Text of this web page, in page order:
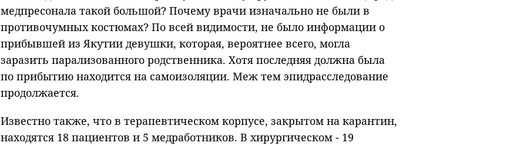
медпресонала такой большой? Почему врачи изначально не были в
противочумных костюмах? По всей видимости, не было информации о
прибывшей из Якутии девушки, которая, вероятнее всего, могла
заразить парализованного родственника. Хотя последняя должна была
по прибытию находится на самоизоляции. Меж тем эпидрасследование
продолжается.
Известно также, что в терапевтическом корпусе, закрытом на карантин,
находятся 18 пациентов и 5 медработников. В хирургическом - 19